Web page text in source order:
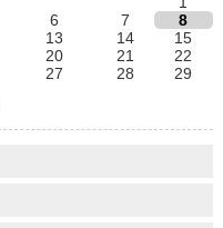
6 7
8
13 14
15
20 21
22
27 28
29